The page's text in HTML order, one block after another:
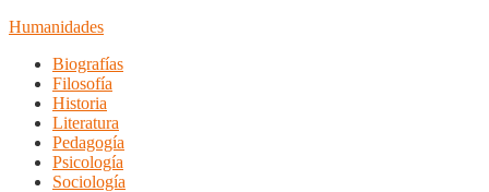
Humanidades
Biografías
Filosofía
Historia
Literatura
Pedagogía
Psicología
Sociología